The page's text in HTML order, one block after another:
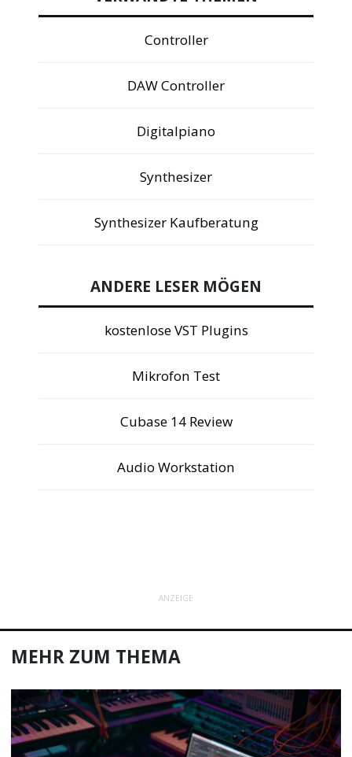
Controller
DAW Controller
Digitalpiano
Synthesizer
Synthesizer Kaufberatung
ANDERE LESER MÖGEN
kostenlose VST Plugins
Mikrofon Test
Cubase 14 Review
Audio Workstation
ANZEIGE
MEHR ZUM THEMA